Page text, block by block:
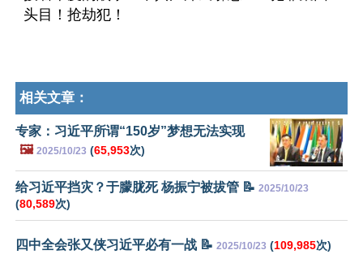
头目！抢劫犯！
相关文章：
专家：习近平所谓“150岁”梦想无法实现
🖼️ 2025/10/23 (65,953次)
给习近平挡灾？于朦胧死 杨振宁被拔管 📝 2025/10/23
(80,589次)
四中全会张又侠习近平必有一战 📝 2025/10/23 (109,985次)